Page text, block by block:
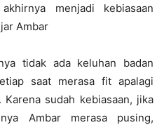
menjadi kebiasaan
Ambar
tidak ada keluhan badan
saat merasa fit apalagi
sudah kebiasaan, jika
Ambar merasa pusing,